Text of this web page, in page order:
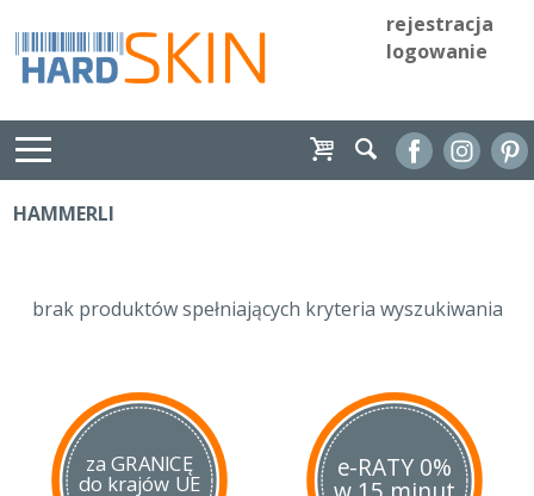
rejestracja
logowanie
HAMMERLI
brak produktów spełniających kryteria wyszukiwania
za GRANICĘ
do krajów UE
e-RATY 0%